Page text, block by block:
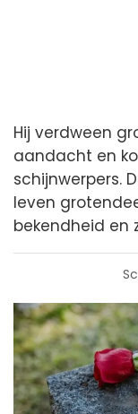
Hij verdween
aandacht en
schijnwerpers.
leven
bekendheid en